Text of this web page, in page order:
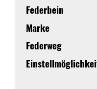
Federbein
Marke
Federweg